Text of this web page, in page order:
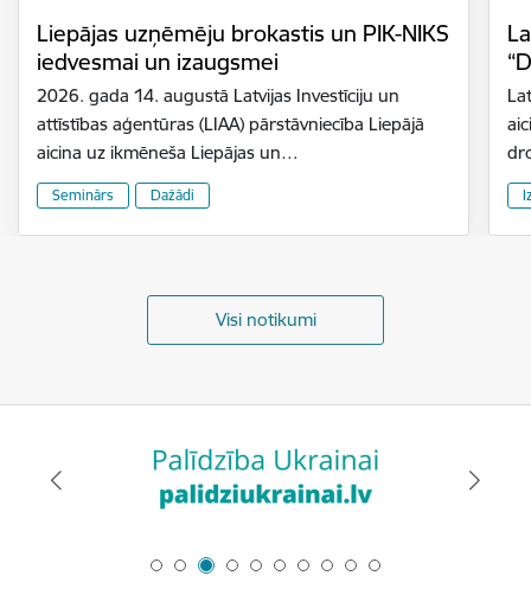
Liepājas uzņēmēju brokastis un PIK-NIKS
iedvesmai un izaugsmei
2026. gada 14. augustā Latvijas Investīciju un
attīstības aģentūras (LIAA) pārstāvniecība Liepājā
aicina uz ikmēneša Liepājas un…
Seminārs Dažādi
Visi notikumi